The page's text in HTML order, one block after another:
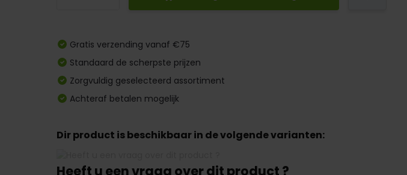
Gratis verzending vanaf €75
Standaard de scherpste prijzen
Zorgvuldig geselecteerd assortiment
Achteraf betalen mogelijk
Dir product is beschikbaar in de volgende varianten:
Heeft u een vraag over dit product ?